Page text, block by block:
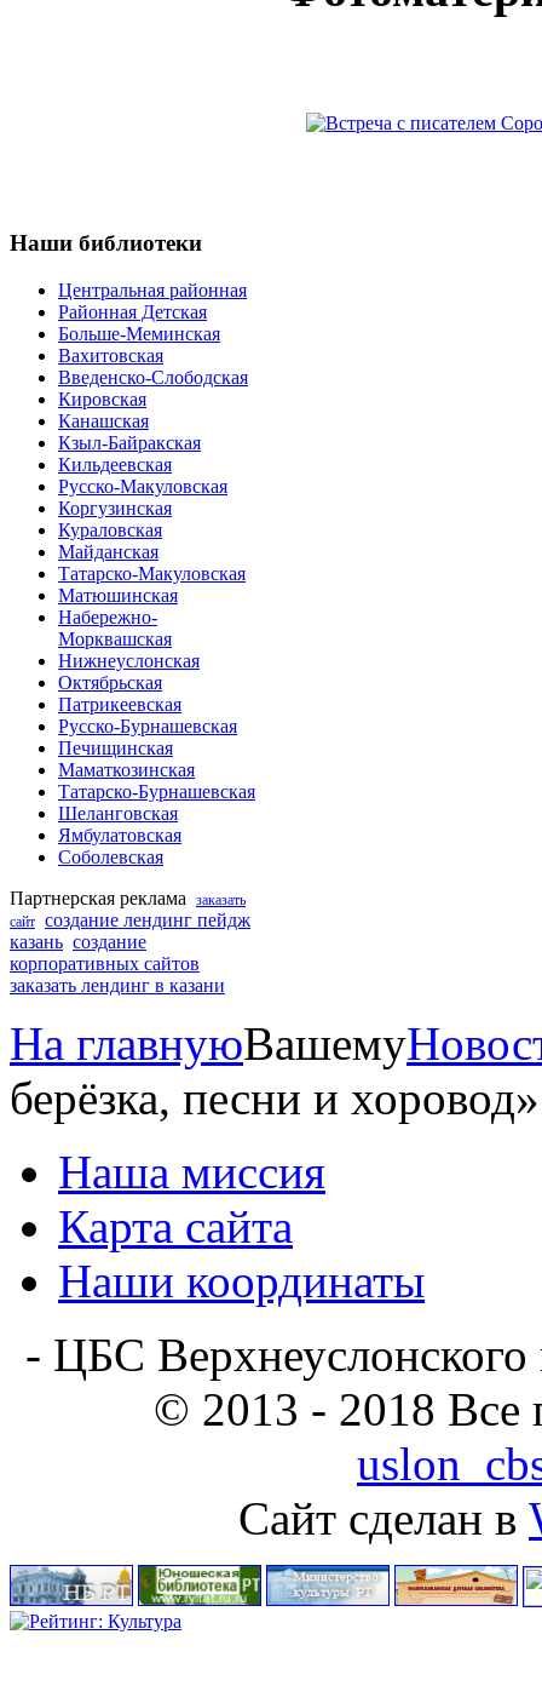
Наши библиотеки
Центральная районная
Районная Детская
Больше-Меминская
Вахитовская
Введенско-Слободская
Кировская
Канашская
Кзыл-Байракская
Кильдеевская
Русско-Макуловская
Коргузинская
Кураловская
Майданская
Татарско-Макуловская
Матюшинская
Набережно-
Морквашская
Нижнеуслонская
Октябрьская
Патрикеевская
Русско-Бурнашевская
Печищинская
Маматкозинская
Татарско-Бурнашевская
Шеланговская
Ямбулатовская
Соболевская
Партнерская реклама
заказать
сайт создание лендинг пейдж
казань создание
корпоративных сайтов
заказать лендинг в казани
На главнуюВашему
берёзка, песни и хоровод»
Наша миссия
Карта сайта
Наши координаты
- ЦБС
© 2013 - 2018
Сайт сделан в